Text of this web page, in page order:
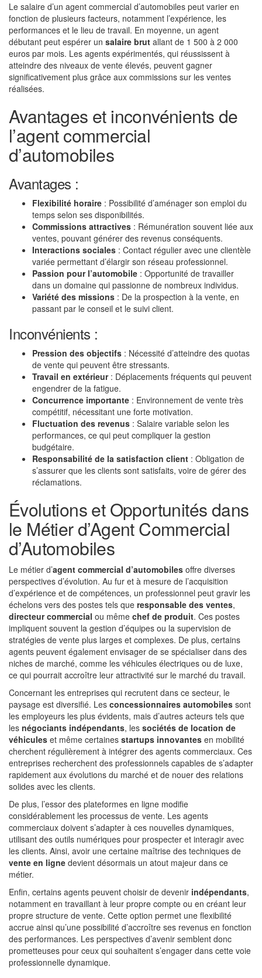
Le salaire d’un agent commercial d’automobiles peut varier en
fonction de plusieurs facteurs, notamment l’expérience, les
performances et le lieu de travail. En moyenne, un agent
débutant peut espérer un salaire brut allant de 1 500 à 2 000
euros par mois. Les agents expérimentés, qui réussissent à
atteindre des niveaux de vente élevés, peuvent gagner
significativement plus grâce aux commissions sur les ventes
réalisées.
Avantages et inconvénients de
l’agent commercial
d’automobiles
Avantages :
Flexibilité horaire : Possibilité d’aménager son emploi du
temps selon ses disponibilités.
Commissions attractives : Rémunération souvent liée aux
ventes, pouvant générer des revenus conséquents.
Interactions sociales : Contact régulier avec une clientèle
variée permettant d’élargir son réseau professionnel.
Passion pour l’automobile : Opportunité de travailler
dans un domaine qui passionne de nombreux individus.
Variété des missions : De la prospection à la vente, en
passant par le conseil et le suivi client.
Inconvénients :
Pression des objectifs : Nécessité d’atteindre des quotas
de vente qui peuvent être stressants.
Travail en extérieur: Déplacements fréquents qui peuvent
engendrer de la fatigue.
Concurrence importante : Environnement de vente très
compétitif, nécessitant une forte motivation.
Fluctuation des revenus : Salaire variable selon les
performances, ce qui peut compliquer la gestion
budgétaire.
Responsabilité de la satisfaction client : Obligation de
s’assurer que les clients sont satisfaits, voire de gérer des
réclamations.
Évolutions et Opportunités dans
le Métier d’Agent Commercial
d’Automobiles
Le métier d’agent commercial d’automobiles offre diverses
perspectives d’évolution. Au fur et à mesure de l’acquisition
d’expérience et de compétences, un professionnel peut gravir les
échelons vers des postes tels que responsable des ventes,
directeur commercial ou même chef de produit. Ces postes
impliquent souvent la gestion d’équipes ou la supervision de
stratégies de vente plus larges et complexes. De plus, certains
agents peuvent également envisager de se spécialiser dans des
niches de marché, comme les véhicules électriques ou de luxe,
ce qui pourrait accroître leur attractivité sur le marché du travail.
Concernant les entreprises qui recrutent dans ce secteur, le
paysage est diversifié. Les concessionnaires automobiles sont
les employeurs les plus évidents, mais d’autres acteurs tels que
les négociants indépendants, les sociétés de location de
véhicules et même certaines startups innovantes en mobilité
cherchent régulièrement à intégrer des agents commerciaux. Ces
entreprises recherchent des professionnels capables de s’adapter
rapidement aux évolutions du marché et de nouer des relations
solides avec les clients.
De plus, l’essor des plateformes en ligne modifie
considérablement les processus de vente. Les agents
commerciaux doivent s’adapter à ces nouvelles dynamiques,
utilisant des outils numériques pour prospecter et interagir avec
les clients. Ainsi, avoir une certaine maîtrise des techniques de
vente en ligne devient désormais un atout majeur dans ce
métier.
Enfin, certains agents peuvent choisir de devenir indépendants,
notamment en travaillant à leur propre compte ou en créant leur
propre structure de vente. Cette option permet une flexibilité
accrue ainsi qu’une possibilité d’accroître ses revenus en fonction
des performances. Les perspectives d’avenir semblent donc
prometteuses pour ceux qui souhaitent s’engager dans cette voie
professionnelle dynamique.